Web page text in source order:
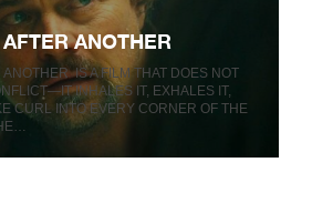
ANOTHER
IS A FILM THAT DOES NOT
INHALES IT, EXHALES IT,
CURL INTO EVERY CORNER OF THE